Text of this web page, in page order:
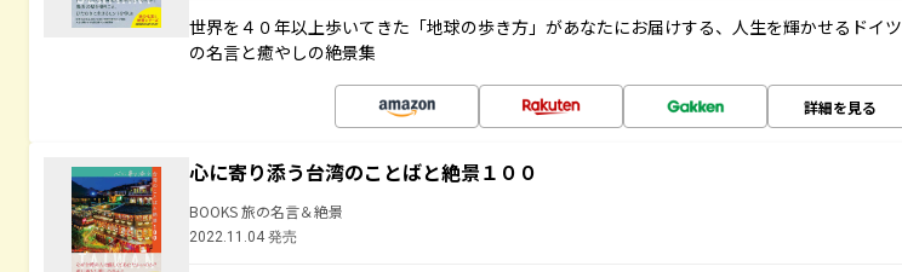
世界を４０年以上歩いてきた「地球の歩き方」があなたにお届けする、人生を輝かせるドイツ
の名言と癒やしの絶景集
詳細を見る
心に寄り添う台湾のことばと絶景１００
BOOKS 旅の名言＆絶景
2022.11.04 発売